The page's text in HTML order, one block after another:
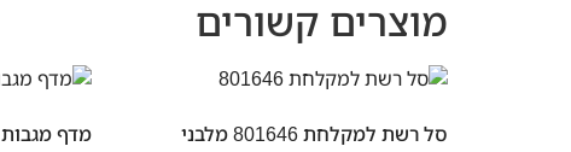
מוצרים קשורים
סל רשת למקלחת 801646 מלבני מדף מגבות 801637